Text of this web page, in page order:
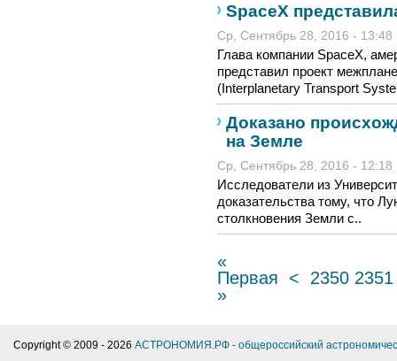
SpaceX
Ср, Сентябрь 28, 2016 - 13:48
Глава компании SpaceX,
представил проект
(Interplanetary Transport
Доказано
на Земле
Ср, Сентябрь 28, 2016 - 12:18
Исследователи из
доказательства тому, что
столкновения Земли с..
«
Первая
< 2350 2351
»
Copyright © 2009 - 2026 АСТРОНОМИЯ.РФ - общероссийский